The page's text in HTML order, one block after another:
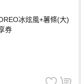
冰炫風+薯條(大)
券